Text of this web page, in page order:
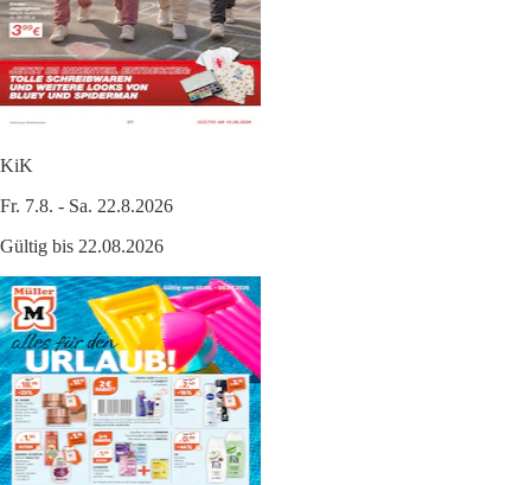
KiK
Fr. 7.8. - Sa. 22.8.2026
Gültig bis 22.08.2026